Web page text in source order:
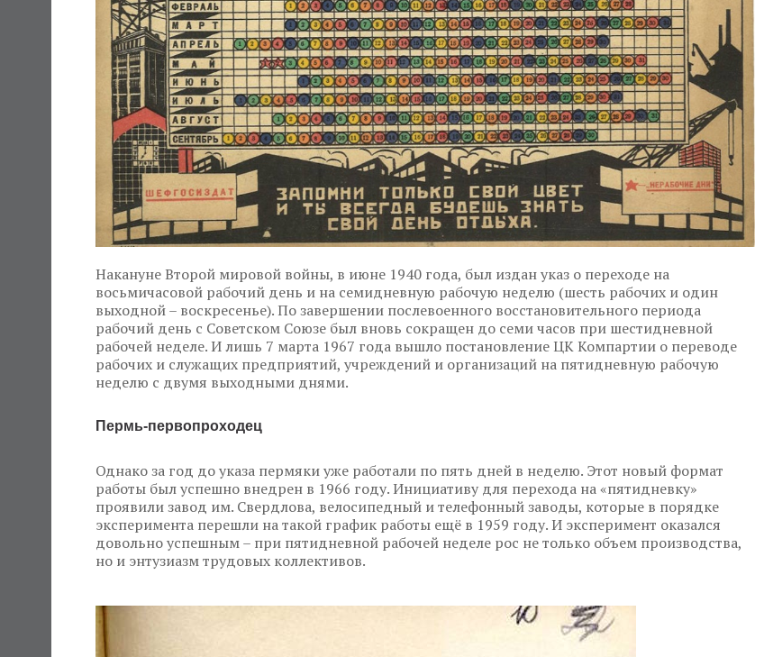
Накануне Второй мировой войны, в июне 1940 года, был издан указ о переходе на
восьмичасовой рабочий день и на семидневную рабочую неделю (шесть рабочих и один
выходной – воскресенье). По завершении послевоенного восстановительного периода
рабочий день с Советском Союзе был вновь сокращен до семи часов при шестидневной
рабочей неделе. И лишь 7 марта 1967 года вышло постановление ЦК Компартии о переводе
рабочих и служащих предприятий, учреждений и организаций на пятидневную рабочую
неделю с двумя выходными днями.
Пермь-первопроходец
Однако за год до указа пермяки уже работали по пять дней в неделю. Этот новый формат
работы был успешно внедрен в 1966 году. Инициативу для перехода на «пятидневку»
проявили завод им. Свердлова, велосипедный и телефонный заводы, которые в порядке
эксперимента перешли на такой график работы ещё в 1959 году. И эксперимент оказался
довольно успешным – при пятидневной рабочей неделе рос не только объем производства,
но и энтузиазм трудовых коллективов.